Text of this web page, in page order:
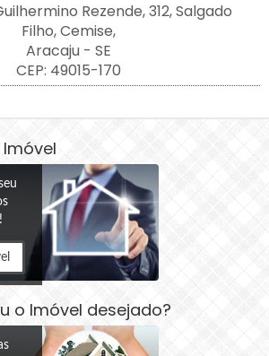
Rezende, 312, Salgado
Filho, Cemise,
Aracaju - SE
CEP: 49015-170
o Imóvel desejado?